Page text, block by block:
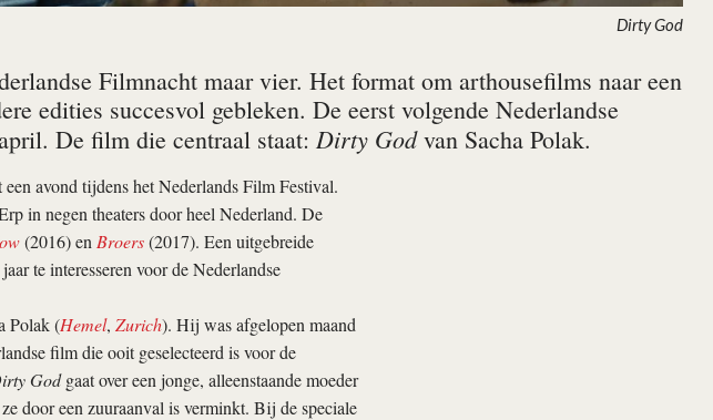
Dirty God
Filmnacht maar vier. Het format om arthousefilms naar een
edities succesvol gebleken. De eerst volgende Nederlandse
De film die centraal staat: Dirty Godvan Sacha Polak.
avond tijdens het Nederlands Film Festival.
in negen theaters door heel Nederland. De
(2016) en Broers(2017). Een uitgebreide
te interesseren voor de Nederlandse
Polak (Hemel, Zurich). Hij was afgelopen maand
film die ooit geselecteerd is voor de
Godgaat over een jonge, alleenstaande moeder
door een zuuraanval is verminkt. Bij de speciale